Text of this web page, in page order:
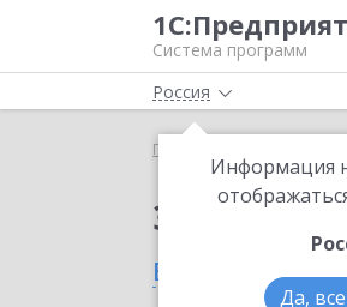
Система программ
Россия
Информация
Да,
Главная
Заказать
в Клину